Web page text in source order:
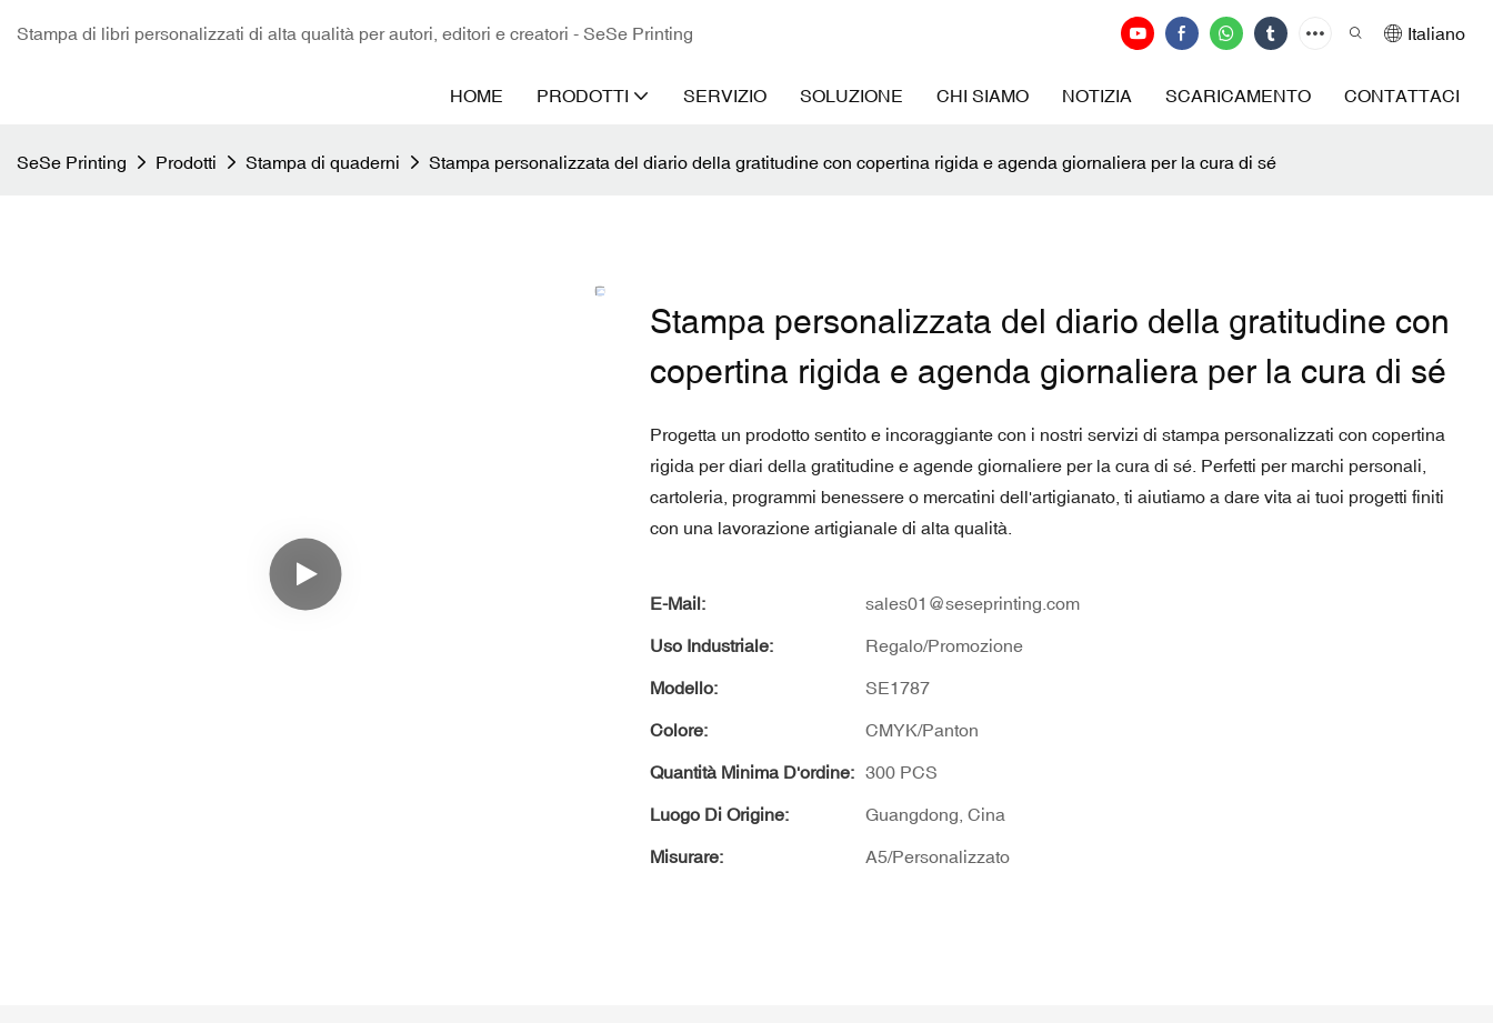
Stampa di libri personalizzati di alta qualità per autori, editori e creatori - SeSe Printing Italiano
HOME PRODOTTI SERVIZIO SOLUZIONE CHI SIAMO NOTIZIA SCARICAMENTO CONTATTACI
SeSe Printing Prodotti Stampa di quaderni Stampa personalizzata del diario della gratitudine con copertina rigida e agenda giornaliera per la cura di sé
Stampa personalizzata del diario della gratitudine con
copertina rigida e agenda giornaliera per la cura di sé
Progetta un prodotto sentito e incoraggiante con i nostri servizi di stampa personalizzati con copertina
rigida per diari della gratitudine e agende giornaliere per la cura di sé. Perfetti per marchi personali,
cartoleria, programmi benessere o mercatini dell'artigianato, ti aiutiamo a dare vita ai tuoi progetti finiti
con una lavorazione artigianale di alta qualità.
E-Mail: sales01@seseprinting.com
Uso Industriale: Regalo/Promozione
Modello: SE1787
Colore: CMYK/Panton
Quantità Minima D'ordine: 300 PCS
Luogo Di Origine: Guangdong, Cina
Misurare: A5/Personalizzato